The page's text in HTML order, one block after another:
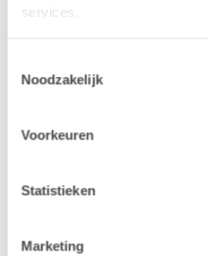
services.
Noodzakelijk
Voorkeuren
Statistieken
Marketing
Configurer l’iPad